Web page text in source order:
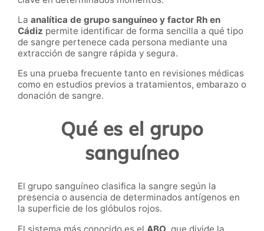
La analítica de grupo sanguíneo y factor Rh en
Cádiz permite identificar de forma sencilla a qué tipo
de sangre pertenece cada persona mediante una
extracción de sangre rápida y segura.
Es una prueba frecuente tanto en revisiones médicas
como en estudios previos a tratamientos, embarazo o
donación de sangre.
Qué es el grupo
sanguíneo
El grupo sanguíneo clasifica la sangre según la
presencia o ausencia de determinados antígenos en
la superficie de los glóbulos rojos.
El sistema más conocido es el ABO, que divide la